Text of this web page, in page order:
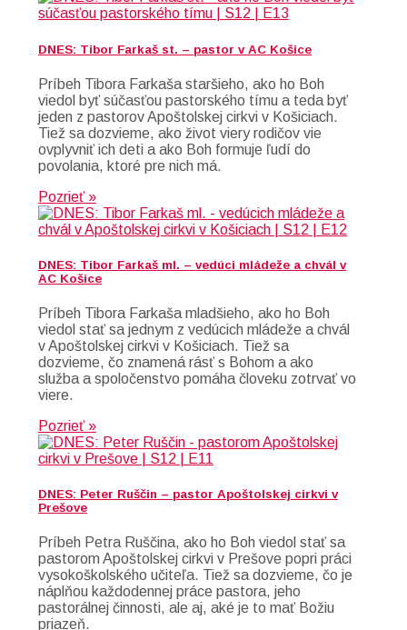
DNES: Tibor Farkaš st. – pastor v AC Košice
Príbeh Tibora Farkaša staršieho, ako ho Boh
viedol byť súčasťou pastorského tímu a teda byť
jeden z pastorov Apoštolskej cirkvi v Košiciach.
Tiež sa dozvieme, ako život viery rodičov vie
ovplyvniť ich deti a ako Boh formuje ľudí do
povolania, ktoré pre nich má.
Pozrieť »
DNES: Tibor Farkaš ml. – vedúci mládeže a chvál v
AC Košice
Príbeh Tibora Farkaša mladšieho, ako ho Boh
viedol stať sa jednym z vedúcich mládeže a chvál
v Apoštolskej cirkvi v Košiciach. Tiež sa
dozvieme, čo znamená rásť s Bohom a ako
služba a spoločenstvo pomáha človeku zotrvať vo
viere.
Pozrieť »
DNES: Peter Ruščin – pastor Apoštolskej cirkvi v
Prešove
Príbeh Petra Ruščina, ako ho Boh viedol stať sa
pastorom Apoštolskej cirkvi v Prešove popri práci
vysokoškolského učiteľa. Tiež sa dozvieme, čo je
náplňou každodennej práce pastora, jeho
pastorálnej činnosti, ale aj, aké je to mať Božiu
priazeň.